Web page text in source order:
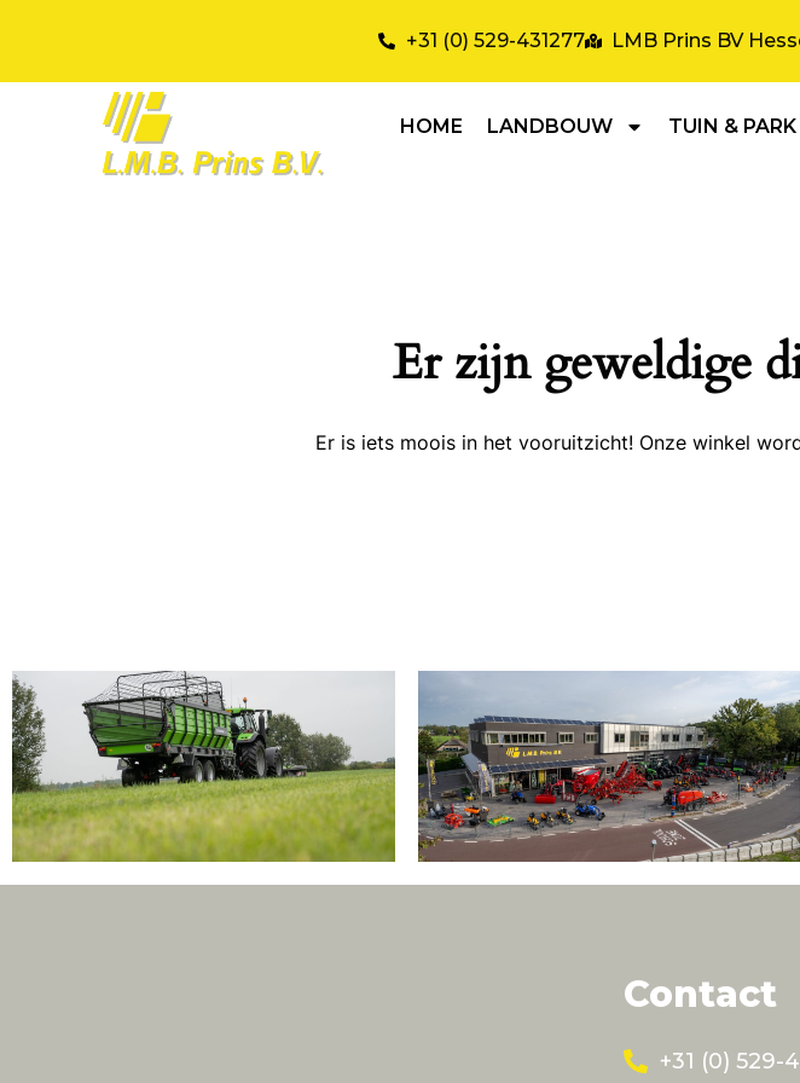
+31 (0) 529-431277 LMB Prins BV
HOME LANDBOUW TUIN & PARK
Er zijn geweldige
Er is iets moois in het vooruitzicht! Onze winkel
Contact
+31 (0) 529-